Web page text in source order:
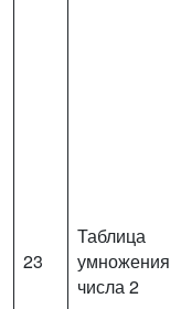
23
Таблица
умножения
числа 2